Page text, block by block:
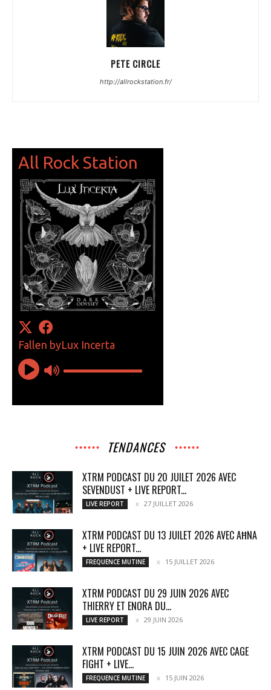
PETE CIRCLE
http://allrockstation.fr/
TENDANCES
XTRM PODCAST DU 20 JUILET 2026 AVEC
SEVENDUST + LIVE REPORT...
LIVE REPORT 27 JUILLET 2026
XTRM PODCAST DU 13 JUILET 2026 AVEC AĦNA
+ LIVE REPORT...
FREQUENCE MUTINE 15 JUILLET 2026
XTRM PODCAST DU 29 JUIN 2026 AVEC
THIERRY ET ENORA DU...
LIVE REPORT 29 JUIN 2026
XTRM PODCAST DU 15 JUIN 2026 AVEC CAGE
FIGHT + LIVE...
FREQUENCE MUTINE 15 JUIN 2026